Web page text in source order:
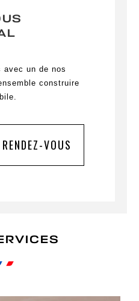
avec un de nos
construire
VOUS